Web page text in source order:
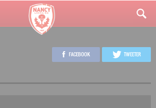
FACEBOOK TWEETER